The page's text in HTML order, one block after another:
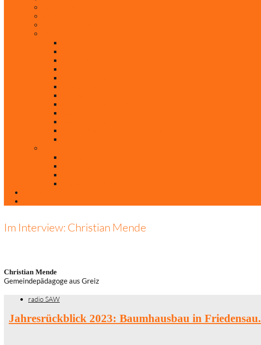
Im Interview: Christian Mende
Christian Mende
Gemeindepädagoge aus Greiz
radio SAW
Jahresrückblick 2023: Baumhausbau in Friedensau.